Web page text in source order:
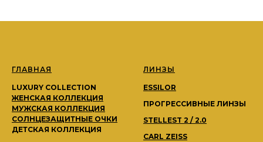
ГЛАВНАЯ
LUXURY COLLECTION
ЖЕНСКАЯ КОЛЛЕКЦИЯ
МУЖСКАЯ КОЛЛЕКЦИЯ
СОЛНЦЕЗАЩИТНЫЕ ОЧКИ
ДЕТСКАЯ КОЛЛЕКЦИЯ
ЛИНЗЫ
ESSILOR
ПРОГРЕССИВНЫЕ ЛИНЗЫ
STELLEST 2 / 2.0
CARL ZEISS